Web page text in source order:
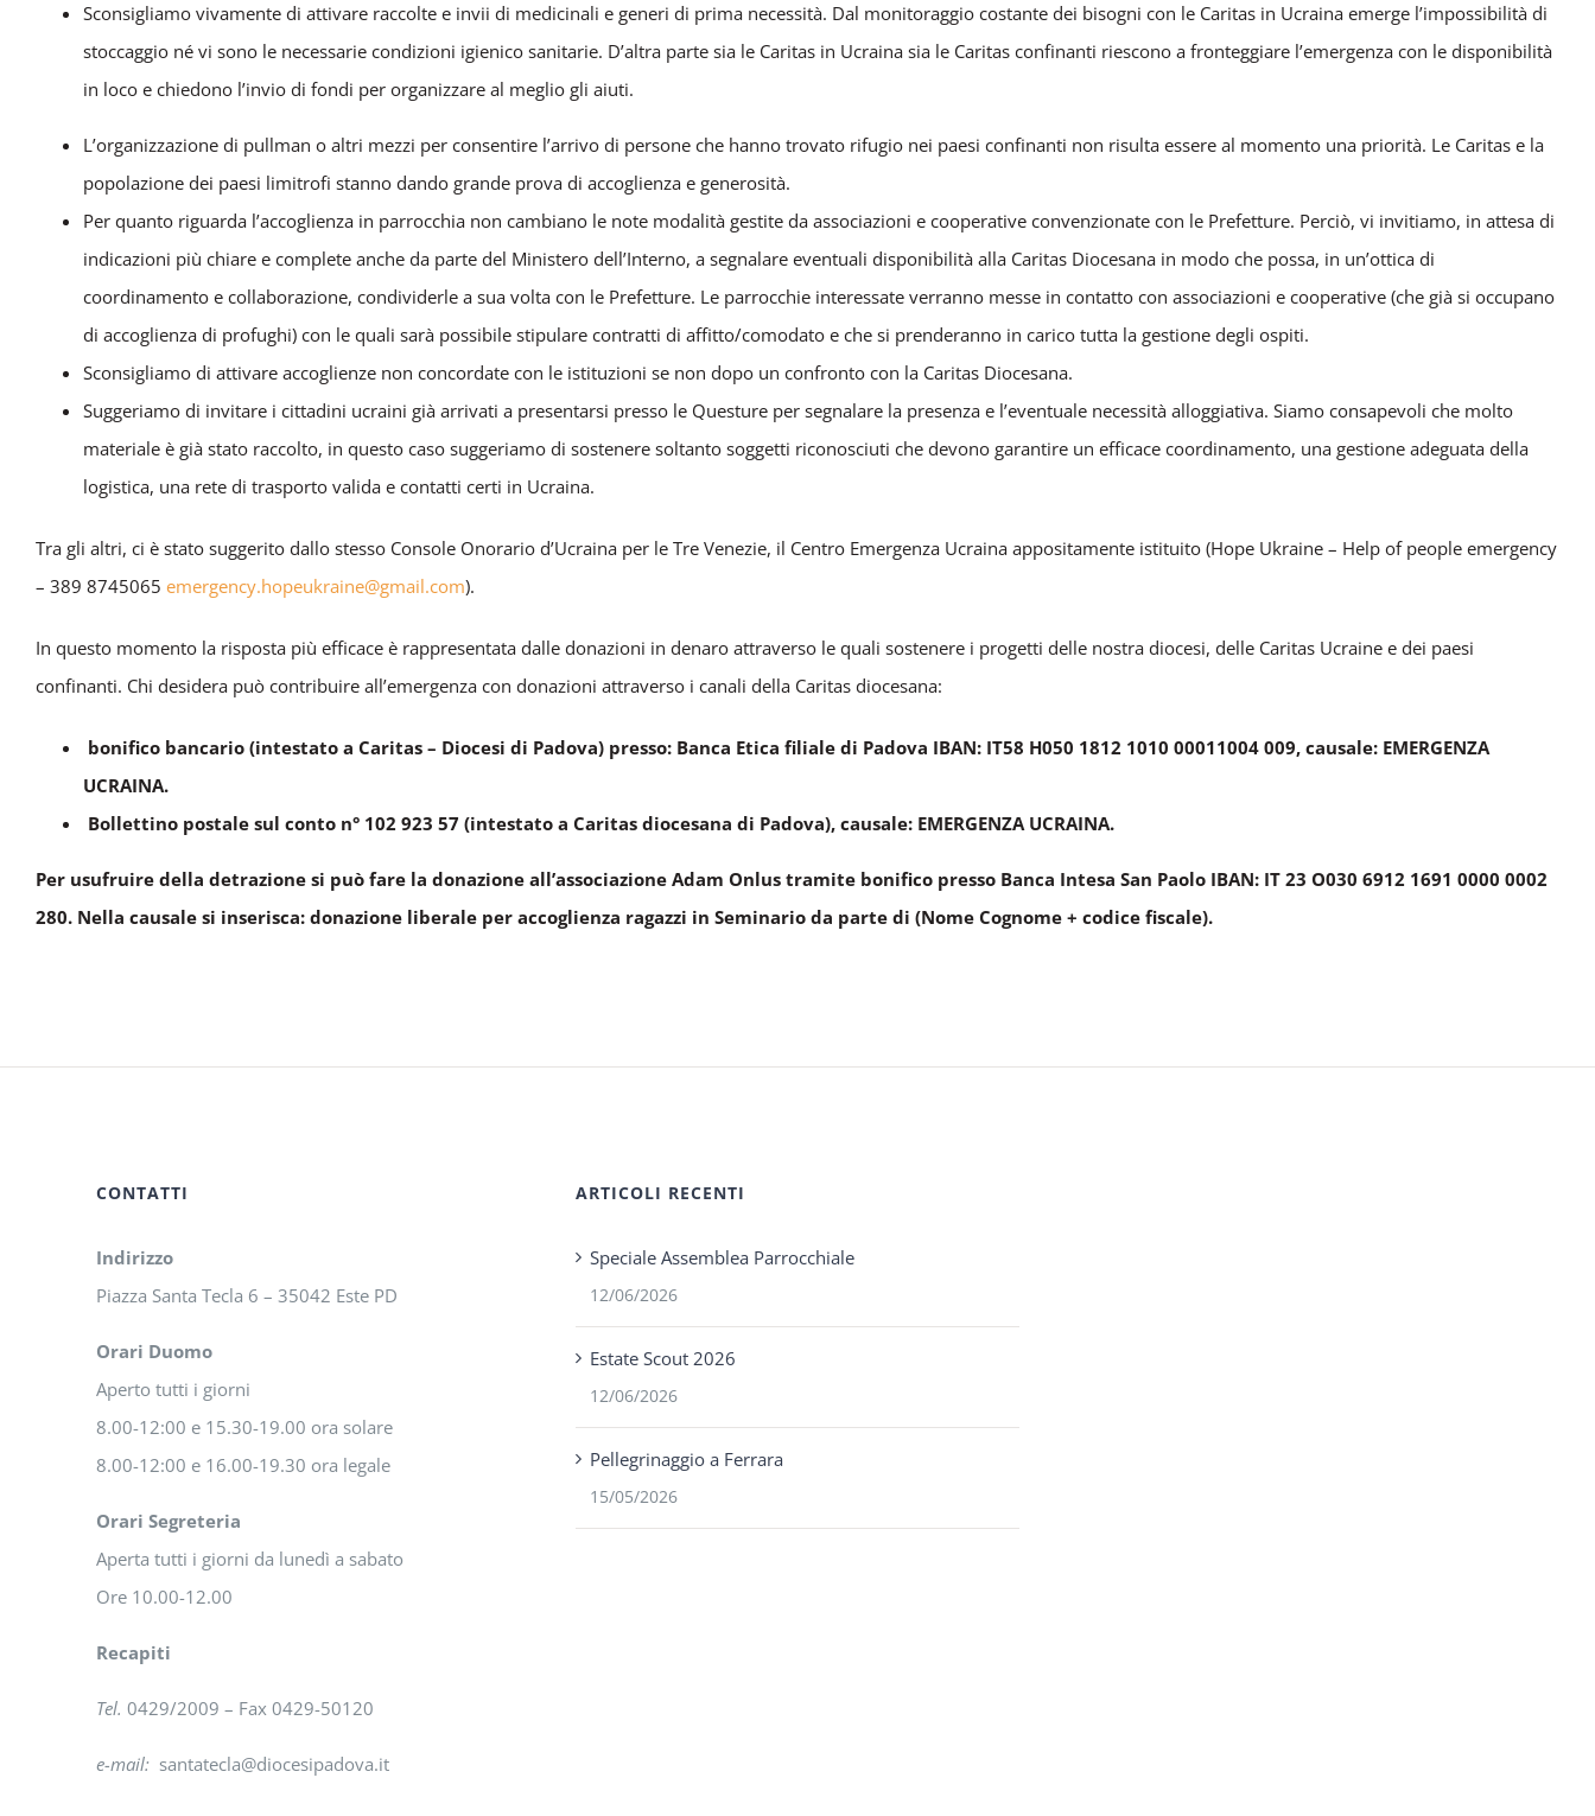
Sconsigliamo vivamente di attivare raccolte e invii di medicinali e generi di prima necessità. Dal monitoraggio costante dei bisogni con le Caritas in Ucraina emerge l’impossibilità di
stoccaggio né vi sono le necessarie condizioni igienico sanitarie. D’altra parte sia le Caritas in Ucraina sia le Caritas confinanti riescono a fronteggiare l’emergenza con le disponibilità
in loco e chiedono l’invio di fondi per organizzare al meglio gli aiuti.
L’organizzazione di pullman o altri mezzi per consentire l’arrivo di persone che hanno trovato rifugio nei paesi confinanti non risulta essere al momento una priorità. Le Caritas e la
popolazione dei paesi limitrofi stanno dando grande prova di accoglienza e generosità.
Per quanto riguarda l’accoglienza in parrocchia non cambiano le note modalità gestite da associazioni e cooperative convenzionate con le Prefetture. Perciò, vi invitiamo, in attesa di
indicazioni più chiare e complete anche da parte del Ministero dell’Interno, a segnalare eventuali disponibilità alla Caritas Diocesana in modo che possa, in un’ottica di
coordinamento e collaborazione, condividerle a sua volta con le Prefetture. Le parrocchie interessate verranno messe in contatto con associazioni e cooperative (che già si occupano
di accoglienza di profughi) con le quali sarà possibile stipulare contratti di affitto/comodato e che si prenderanno in carico tutta la gestione degli ospiti.
Sconsigliamo di attivare accoglienze non concordate con le istituzioni se non dopo un confronto con la Caritas Diocesana.
Suggeriamo di invitare i cittadini ucraini già arrivati a presentarsi presso le Questure per segnalare la presenza e l’eventuale necessità alloggiativa. Siamo consapevoli che molto
materiale è già stato raccolto, in questo caso suggeriamo di sostenere soltanto soggetti riconosciuti che devono garantire un efficace coordinamento, una gestione adeguata della
logistica, una rete di trasporto valida e contatti certi in Ucraina.
Tra gli altri, ci è stato suggerito dallo stesso Console Onorario d’Ucraina per le Tre Venezie, il Centro Emergenza Ucraina appositamente istituito (Hope Ukraine – Help of people emergency
– 389 8745065 emergency.hopeukraine@gmail.com).
In questo momento la risposta più efficace è rappresentata dalle donazioni in denaro attraverso le quali sostenere i progetti delle nostra diocesi, delle Caritas Ucraine e dei paesi
confinanti. Chi desidera può contribuire all’emergenza con donazioni attraverso i canali della Caritas diocesana:
bonifico bancario (intestato a Caritas – Diocesi di Padova) presso: Banca Etica filiale di Padova IBAN: IT58 H050 1812 1010 00011004 009, causale: EMERGENZA
UCRAINA.
Bollettino postale sul conto n° 102 923 57 (intestato a Caritas diocesana di Padova), causale: EMERGENZA UCRAINA.
Per usufruire della detrazione si può fare la donazione all’associazione Adam Onlus tramite bonifico presso Banca Intesa San Paolo IBAN: IT 23 O030 6912 1691 0000 0002
280. Nella causale si inserisca: donazione liberale per accoglienza ragazzi in Seminario da parte di (Nome Cognome + codice fiscale).
CONTATTI
Indirizzo
Piazza Santa Tecla 6 – 35042 Este PD
Orari Duomo
Aperto tutti i giorni
8.00-12:00 e 15.30-19.00 ora solare
8.00-12:00 e 16.00-19.30 ora legale
Orari Segreteria
Aperta tutti i giorni da lunedì a sabato
Ore 10.00-12.00
Recapiti
Tel. 0429/2009 – Fax 0429-50120
e-mail: santatecla@diocesipadova.it
ARTICOLI RECENTI
Speciale Assemblea Parrocchiale
12/06/2026
Estate Scout 2026
12/06/2026
Pellegrinaggio a Ferrara
15/05/2026